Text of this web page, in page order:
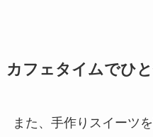
カフェタイムでひ
また、手作りスイーツ